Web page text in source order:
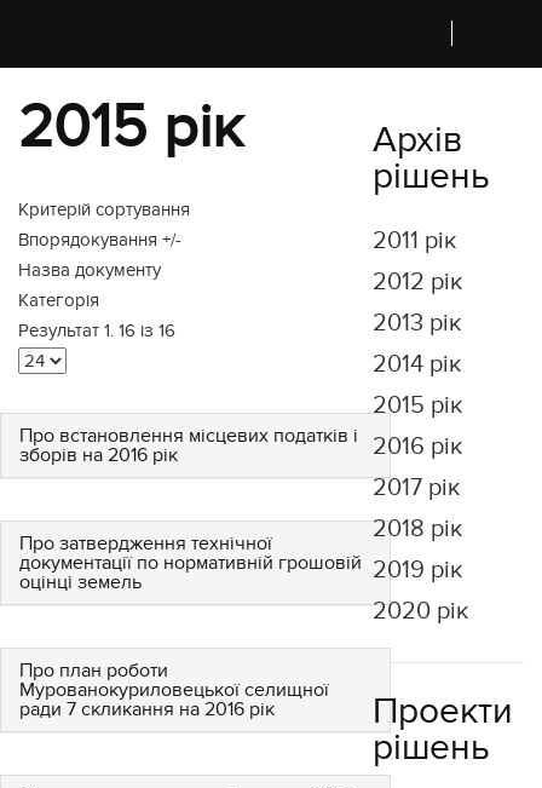
2015 рік
Критерій сортування
Впорядокування +/-
Назва документу
Категорія
Результат 1. 16 із 16
Про встановлення місцевих податків і
зборів на 2016 рік
Про затвердження технічної
документації по нормативній грошовій
оцінці земель
Про план роботи
Мурованокуриловецької селищної
ради 7 скликання на 2016 рік
Архів
рішень
2011 рік
2012 рік
2013 рік
2014 рік
2015 рік
2016 рік
2017 рік
2018 рік
2019 рік
2020 рік
Проекти
рішень